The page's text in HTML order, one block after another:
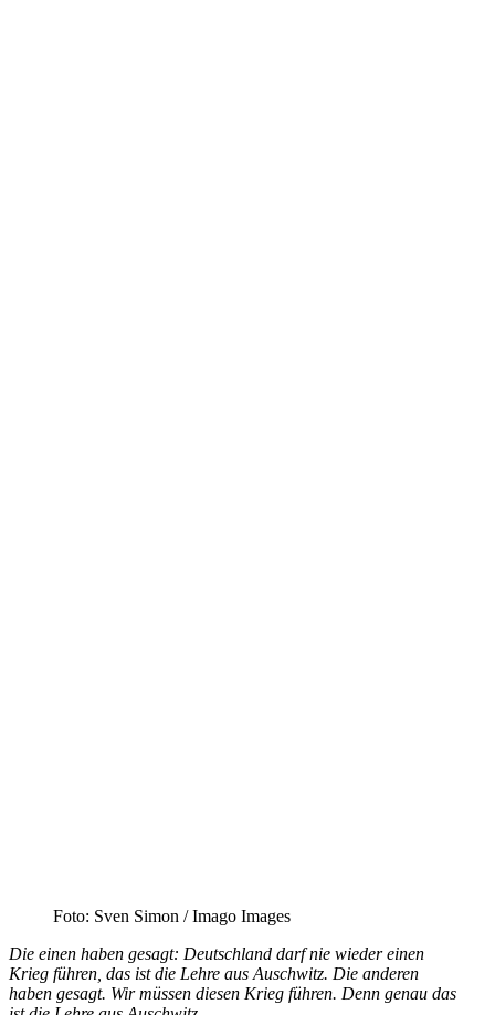
Foto: Sven Simon /​ Imago Images
Die einen haben gesagt: Deutschland darf nie wieder einen
Krieg führen, das ist die Lehre aus Auschwitz. Die anderen
haben gesagt. Wir müssen diesen Krieg führen. Denn genau das